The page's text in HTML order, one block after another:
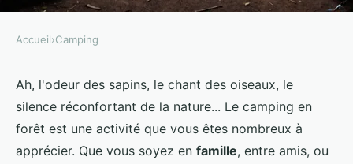
CAMPING
Quels sont les équipements
nécessaires pour un camping en
région de forêt de sapins?
Accueil›Camping
Ah, l'odeur des sapins, le chant des oiseaux, le
silence réconfortant de la nature... Le camping en
forêt est une activité que vous êtes nombreux à
apprécier. Que vous soyez en famille, entre amis, ou